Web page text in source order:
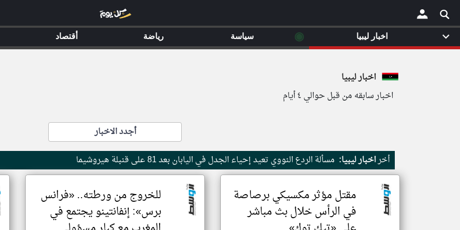
×
اخبار ليبيا
اخبار سابقه من قبل حوالي ٤ أيام
أجدد الاخبار
أخراخبار ليبيا: مسألة الردع النووي تعيد إحياء الجدل في اليابان بعد 81 على قنبلة هيروشيما
مقتل مؤثر مكسيكي برصاصة
في الرأس خلال بث مباشر
للخروج من ورطته.. «فرانس
برس»: إنفانتينو يجتمع في
اخبار ليبيا ◉ سياسة رياضة أقتصاد